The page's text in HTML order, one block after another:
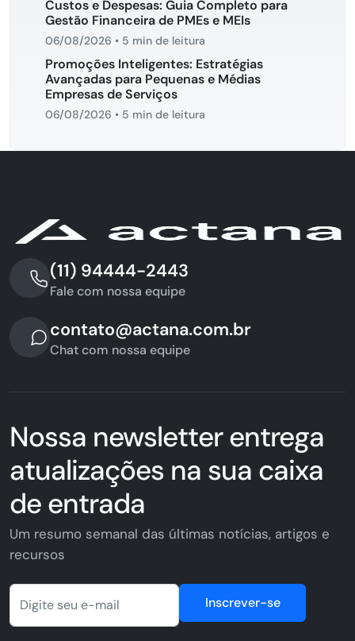
Custos e Despesas: Guia Completo para
Gestão Financeira de PMEs e MEIs
06/08/2026 • 5 min de leitura
Promoções Inteligentes: Estratégias
Avançadas para Pequenas e Médias
Empresas de Serviços
06/08/2026 • 5 min de leitura
(11) 94444-2443
Fale com nossa equipe
contato@actana.com.br
Chat com nossa equipe
Nossa newsletter entrega
atualizações na sua caixa
de entrada
Um resumo semanal das últimas notícias, artigos e
recursos
Inscrever-se